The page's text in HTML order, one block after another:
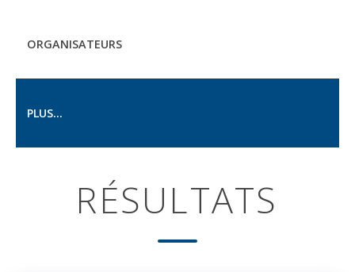
ORGANISATEURS
PLUS...
RÉSULTATS